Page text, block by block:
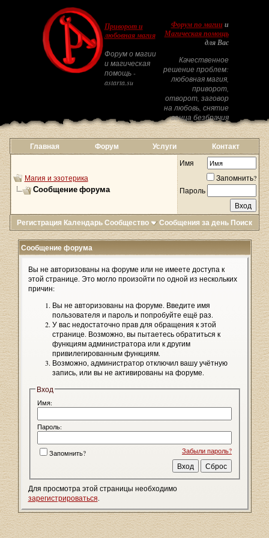
Приворот и
любовная магия
Форум о магии
и магическая
помощь -
astarta.su
Форум по магиии
Магическая помощь
для Вас
Качественное
решение проблем:
любовная магия,
приворот,
отворот, заговор
на любовь, снятие
венца безбрачия
Главная Форум Услуги Контакт
Магия и эзотерика
Сообщение форума
Имя
Запомнить?
Пароль
Регистрация КалендарьСообщество Сообщения за день Поиск
Сообщение форума
Вы не авторизованы на форуме или не имеете доступа к
этой странице. Это могло произойти по одной из нескольких
причин:
Вы не авторизованы на форуме. Введите имя
пользователя и пароль и попробуйте ещё раз.
У вас недостаточно прав для обращения к этой
странице. Возможно, вы пытаетесь обратиться к
функциям администратора или к другим
привилегированным функциям.
Возможно, администратор отключил вашу учётную
запись, или вы не активированы на форуме.
Вход
Имя:
Пароль:
Забыли пароль?
Запомнить?
Для просмотра этой страницы необходимо
зарегистрироваться.